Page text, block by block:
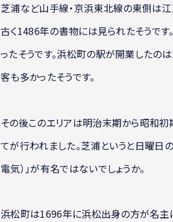
芝浦など山手線・京浜東北線の東側は
古く1486年の書物には見られたそうです
ったそうです。浜松町の駅が開業したの
客も多かったそうです。
その後このエリアは明治末期から昭和
てが行われました。芝浦というと日曜日
電気）」が有名ではないでしょうか。
浜松町は1696年に浜松出身の方が名主